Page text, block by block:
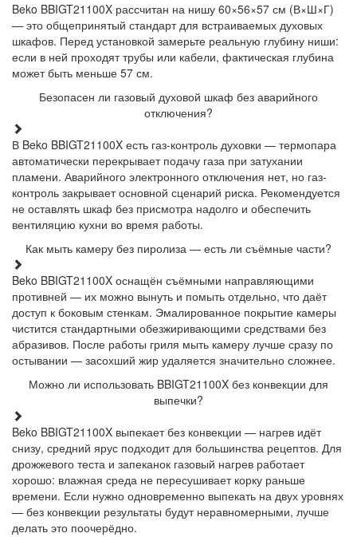
Beko BBIGT21100X рассчитан на нишу 60×56×57 см (В×Ш×Г)
— это общепринятый стандарт для встраиваемых духовых
шкафов. Перед установкой замерьте реальную глубину ниши:
если в ней проходят трубы или кабели, фактическая глубина
может быть меньше 57 см.
Безопасен ли газовый духовой шкаф без аварийного
отключения?
В Beko BBIGT21100X есть газ-контроль духовки — термопара
автоматически перекрывает подачу газа при затухании
пламени. Аварийного электронного отключения нет, но газ-
контроль закрывает основной сценарий риска. Рекомендуется
не оставлять шкаф без присмотра надолго и обеспечить
вентиляцию кухни во время работы.
Как мыть камеру без пиролиза — есть ли съёмные части?
Beko BBIGT21100X оснащён съёмными направляющими
противней — их можно вынуть и помыть отдельно, что даёт
доступ к боковым стенкам. Эмалированное покрытие камеры
чистится стандартными обезжиривающими средствами без
абразивов. После работы гриля мыть камеру лучше сразу по
остывании — засохший жир удаляется значительно сложнее.
Можно ли использовать BBIGT21100X без конвекции для
выпечки?
Beko BBIGT21100X выпекает без конвекции — нагрев идёт
снизу, средний ярус подходит для большинства рецептов. Для
дрожжевого теста и запеканок газовый нагрев работает
хорошо: влажная среда не пересушивает корку раньше
времени. Если нужно одновременно выпекать на двух уровнях
— без конвекции результаты будут неравномерными, лучше
делать это поочерёдно.